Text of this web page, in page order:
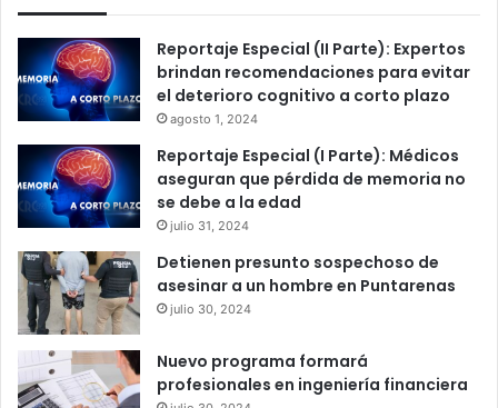
Reportaje Especial (II Parte): Expertos
brindan recomendaciones para evitar
el deterioro cognitivo a corto plazo
agosto 1, 2024
Reportaje Especial (I Parte): Médicos
aseguran que pérdida de memoria no
se debe a la edad
julio 31, 2024
Detienen presunto sospechoso de
asesinar a un hombre en Puntarenas
julio 30, 2024
Nuevo programa formará
profesionales en ingeniería financiera